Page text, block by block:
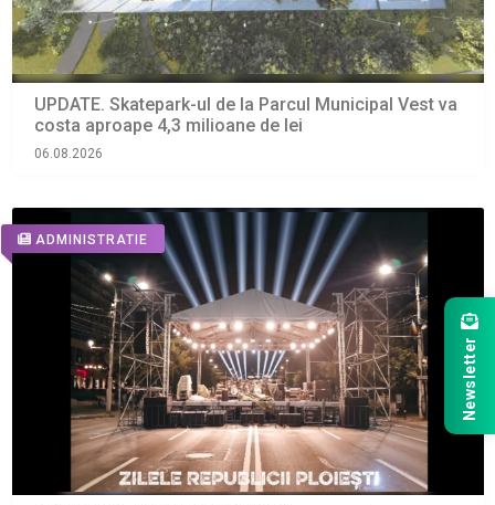
UPDATE. Skatepark-ul de la Parcul Municipal Vest va
costa aproape 4,3 milioane de lei
06.08.2026
ADMINISTRATIE
Newsletter